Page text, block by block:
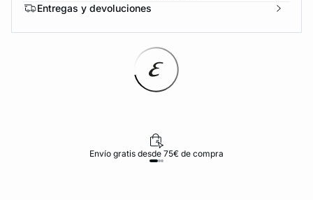
Entregas y devoluciones
Envío gratis desde 75€ de compra